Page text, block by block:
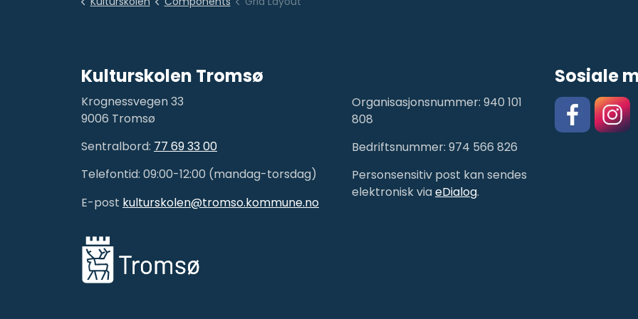
Kulturskolen Tromsø
Krognessvegen 33
9006 Tromsø
Sentralbord: 77 69 33 00
Telefontid: 09:00-12:00 (mandag-torsdag)
E-post kulturskolen@tromso.kommune.no
Organisasjonsnummer: 940 101
808
Bedriftsnummer: 974 566 826
Personsensitiv post kan sendes
elektronisk viaeDialog.
Sosiale